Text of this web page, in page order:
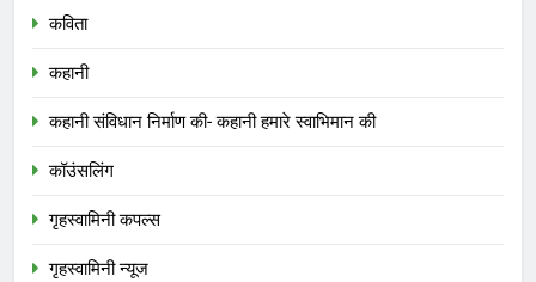
कविता
कहानी
कहानी संविधान निर्माण की- कहानी हमारे स्वाभिमान की
कॉउंसलिंग
गृहस्वामिनी कपल्स
गृहस्वामिनी न्यूज